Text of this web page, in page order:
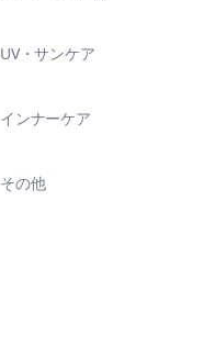
UV・サンケア
インナーケア
その他